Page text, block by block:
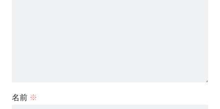
名前 ※